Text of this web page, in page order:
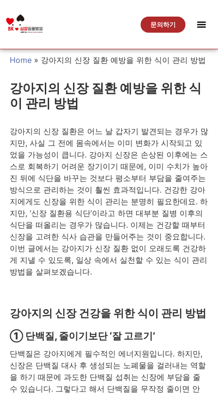
문의하기
Home » 강아지의 신장 질환 예방을 위한 식이 관리 방법
강아지의 신장 질환 예방을 위한 식
이 관리 방법
강아지의 신장 질환은 어느 날 갑자기 발견되는 경우가 많
지만, 사실 그 전에 몸속에서는 이미 변화가 시작되고 있
었을 가능성이 큽니다. 강아지 신장은 손상된 이후에는 스
스로 회복하기 어려운 장기이기 때문에, 이미 수치가 높아
진 뒤에 식단을 바꾸는 것보다 평소부터 부담을 줄여주는
방식으로 관리하는 것이 훨씬 효과적입니다. 건강한 강아
지에게도 신장을 위한 식이 관리는 분명히 필요한데요. 하
지만, ‘신장 질환용 식단’이라고 하면 대부분 질병 이후의
식단을 떠올리는 경우가 많습니다. 이제는 건강할 때부터
신장을 고려한 식사 습관을 만들어주는 것이 중요합니다.
이번 글에서는 강아지가 신장 질환 없이 오래도록 건강하
게 지낼 수 있도록, 일상 속에서 실천할 수 있는 식이 관리
방법을 살펴보겠습니다.
강아지의 신장 건강을 위한 식이 관리 방법
① 단백질, 줄이기보단 ‘잘 고르기’
단백질은 강아지에게 필수적인 에너지원입니다. 하지만,
신장은 단백질 대사 후 생성되는 노폐물을 걸러내는 역할
을 하기 때문에 과도한 단백질 섭취는 신장에 부담을 줄
수 있습니다. 그렇다고 해서 단백질을 무작정 줄이면 안